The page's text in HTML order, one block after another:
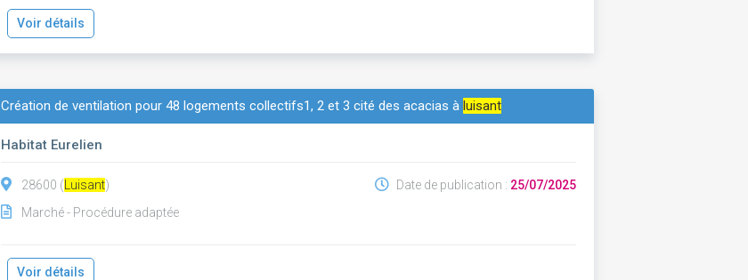
Voir détails
Création de ventilation pour 48 logements collectifs1, 2 et 3 cité des acacias àluisant
Habitat Eurelien
28600 ( Luisant)
Marché - Procédure adaptée
Date de publication : 25/07/2025
Voir détails